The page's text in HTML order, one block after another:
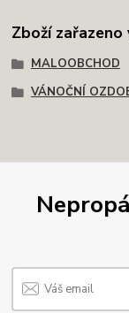
Zboží
MALOOBCHOD
VÁNOČNÍ